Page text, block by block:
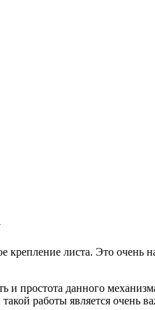
крепление листа. Это
простота данного
работы является очень